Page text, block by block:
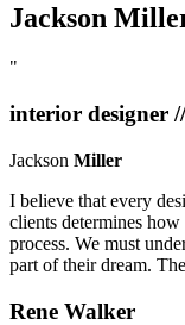
Jackson
"
interior designer
Jackson Miller
I believe that every
clients determines
process. We must
part of their dream.
Rene Walker